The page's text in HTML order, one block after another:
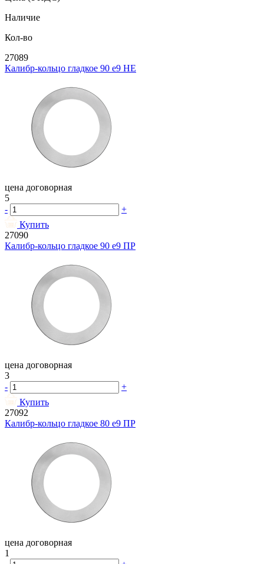
Наличие
Кол-во
27089
Калибр-кольцо гладкое 90 e9 НЕ
цена договорная
5
-
+
Купить
27090
Калибр-кольцо гладкое 90 e9 ПР
цена договорная
3
-
+
Купить
27092
Калибр-кольцо гладкое 80 e9 ПР
цена договорная
1